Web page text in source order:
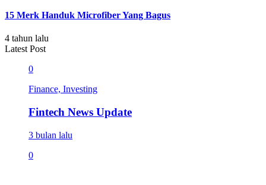
15 Merk Handuk Microfiber Yang Bagus
4 tahun lalu
Latest Post
0
Finance, Investing
Fintech News Update
3 bulan lalu
0